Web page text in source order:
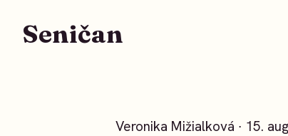
Seničan
Veronika Mižialková ∙ 15.